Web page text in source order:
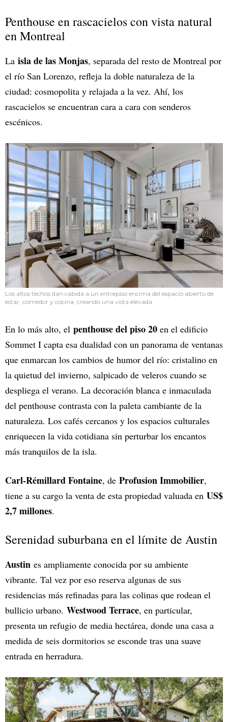
Penthouse en rascacielos con vista natural
en Montreal
La isla de las Monjas, separada del resto de Montreal por
el río San Lorenzo, refleja la doble naturaleza de la
ciudad: cosmopolita y relajada a la vez. Ahí, los
rascacielos se encuentran cara a cara con senderos
escénicos.
Los altos techos dan cabida a un entrepiso encima del espacio abierto de
estar, comedor y cocina, creando una vista elevada.
En lo más alto, el penthouse del piso 20 en el edificio
Sommet I capta esa dualidad con un panorama de ventanas
que enmarcan los cambios de humor del río: cristalino en
la quietud del invierno, salpicado de veleros cuando se
despliega el verano. La decoración blanca e inmaculada
del penthouse contrasta con la paleta cambiante de la
naturaleza. Los cafés cercanos y los espacios culturales
enriquecen la vida cotidiana sin perturbar los encantos
más tranquilos de la isla.
Carl-Rémillard Fontaine, de Profusion Immobilier,
tiene a su cargo la venta de esta propiedad valuada en US$
2,7 millones.
Serenidad suburbana en el límite de Austin
Austin es ampliamente conocida por su ambiente
vibrante. Tal vez por eso reserva algunas de sus
residencias más refinadas para las colinas que rodean el
bullicio urbano. Westwood Terrace, en particular,
presenta un refugio de media hectárea, donde una casa a
medida de seis dormitorios se esconde tras una suave
entrada en herradura.